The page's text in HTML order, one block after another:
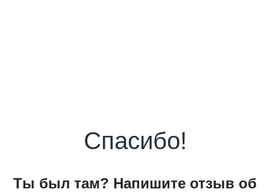
Спасибо!
Ты был там? Напишите отзыв об